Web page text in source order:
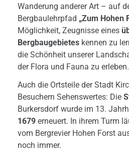
Wanderung anderer Art – auf
Bergbaulehrpfad „Zum Hohen
Möglichkeit, Zeugnisse eines
Bergbaugebietes kennen zu
die Schönheit unserer
der Flora und Fauna zu erleben.
Auch die Ortsteile der Stadt
Besuchern Sehenswertes: Die
Burkersdorf wurde im 13.
1679 erneuert. In ihrem Turm
vom Bergrevier Hohen Forst
noch immer.